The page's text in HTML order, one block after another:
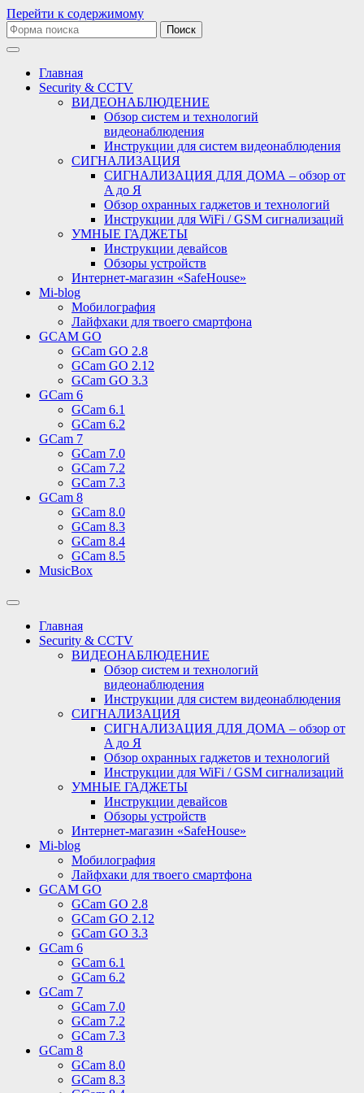
Перейти к содержимому
Поиск:
Главная
Security & CCTV
ВИДЕОНАБЛЮДЕНИЕ
Обзор систем и технологий
видеонаблюдения
Инструкции для систем видеонаблюдения
СИГНАЛИЗАЦИЯ
СИГНАЛИЗАЦИЯ ДЛЯ ДОМА – обзор от
A до Я
Обзор охранных гаджетов и технологий
Инструкции для WiFi / GSM сигнализаций
УМНЫЕ ГАДЖЕТЫ
Инструкции девайсов
Обзоры устройств
Интернет-магазин «SafeHouse»
Mi-blog
Мобилография
Лайфхаки для твоего смартфона
GCAM GO
GCam GO 2.8
GCam GO 2.12
GCam GO 3.3
GCam 6
GCam 6.1
GCam 6.2
GCam 7
GCam 7.0
GCam 7.2
GCam 7.3
GCam 8
GCam 8.0
GCam 8.3
GCam 8.4
GCam 8.5
MusicBox
Переключить
поискаГлавная
Security & CCTV
ВИДЕОНАБЛЮДЕНИЕ
Обзор систем и технологий
видеонаблюдения
Инструкции для систем видеонаблюдения
СИГНАЛИЗАЦИЯ
СИГНАЛИЗАЦИЯ ДЛЯ ДОМА – обзор от
A до Я
Обзор охранных гаджетов и технологий
Инструкции для WiFi / GSM сигнализаций
УМНЫЕ ГАДЖЕТЫ
Инструкции девайсов
Обзоры устройств
Интернет-магазин «SafeHouse»
Mi-blog
Мобилография
Лайфхаки для твоего смартфона
GCAM GO
GCam GO 2.8
GCam GO 2.12
GCam GO 3.3
GCam 6
GCam 6.1
GCam 6.2
GCam 7
GCam 7.0
GCam 7.2
GCam 7.3
GCam 8
GCam 8.0
GCam 8.3